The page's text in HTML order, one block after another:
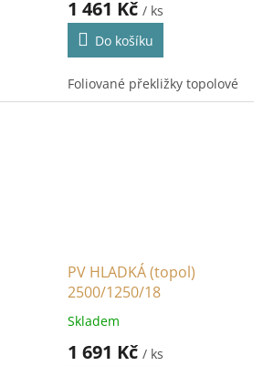
1 461 Kč / ks
Do košíku
Foliované překližky topolové
PV HLADKÁ (topol)
2500/1250/18
Skladem
1 691 Kč / ks